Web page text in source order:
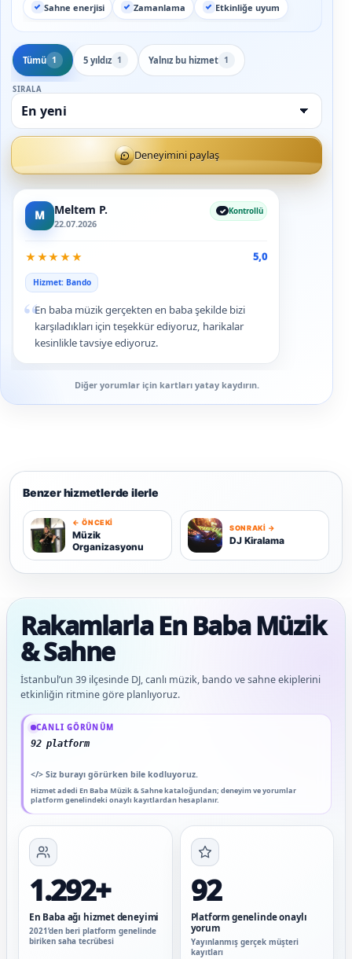
Sahne enerjisi Zamanlama Etkinliğe uyum
Tümü 1 5 yıldız 1 Yalnız bu hizmet 1
SIRALA
Deneyimini paylaş
M Meltem P.
22.07.2026
Kontrollü
★★★★★ 5,0
Hizmet: Bando
“En baba müzik gerçekten en baba şekilde bizi
karşıladıkları için teşekkür ediyoruz, harikalar
kesinlikle tavsiye ediyoruz.
Diğer yorumlar için kartları yatay kaydırın.
Benzer hizmetlerde ilerle
M
← ÖNCEKI
Müzik
Organizasyonu
D SONRAKI →
DJ Kiralama
Rakamlarla En Baba Müzik
& Sahne
İstanbul’un 39 ilçesinde DJ, canlı müzik, bando ve sahne ekiplerini
etkinliğin ritmine göre planlıyoruz.
CANLI GÖRÜNÜM
92 platform genelinde onaylı yorum
</> Siz burayı görürken bile kodluyoruz.
Hizmet adedi En Baba Müzik & Sahne kataloğundan; deneyim ve yorumlar
platform genelindeki onaylı kayıtlardan hesaplanır.
Güncel veriler: 1.292+ En Baba ağı hizmet deneyimi; 92 platform genelinde
1.292+
En Baba ağı hizmet deneyimi
2021’den beri platform genelinde
biriken saha tecrübesi
92
Platform genelinde onaylı
yorum
Yayınlanmış gerçek müşteri
kayıtları